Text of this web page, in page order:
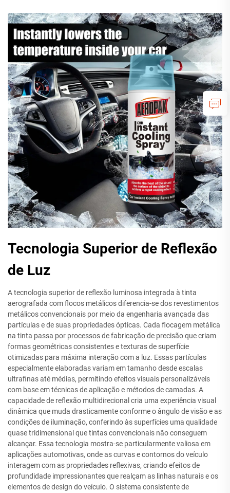
Tecnologia Superior de Reflexão
de Luz
A tecnologia superior de reflexão luminosa integrada à tinta
aerografada com flocos metálicos diferencia-se dos revestimentos
metálicos convencionais por meio da engenharia avançada das
partículas e de suas propriedades ópticas. Cada flocagem metálica
na tinta passa por processos de fabricação de precisão que criam
formas geométricas consistentes e texturas de superfície
otimizadas para máxima interação com a luz. Essas partículas
especialmente elaboradas variam em tamanho desde escalas
ultrafinas até médias, permitindo efeitos visuais personalizáveis
com base em técnicas de aplicação e métodos de camadas. A
capacidade de reflexão multidirecional cria uma experiência visual
dinâmica que muda drasticamente conforme o ângulo de visão e as
condições de iluminação, conferindo às superfícies uma qualidade
quase tridimensional que tintas convencionais não conseguem
alcançar. Essa tecnologia mostra-se particularmente valiosa em
aplicações automotivas, onde as curvas e contornos do veículo
interagem com as propriedades reflexivas, criando efeitos de
profundidade impressionantes que realçam as linhas naturais e os
elementos de design do veículo. O sistema consistente de